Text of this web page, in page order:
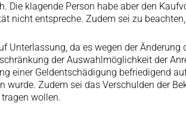
Die klagende Person habe aber den
nicht entspreche. Zudem sei zu
da es wegen der
der Auswahlmöglichkeit der
einer Geldentschädigung befriedigend
Zudem sei das Verschulden der
wollen.